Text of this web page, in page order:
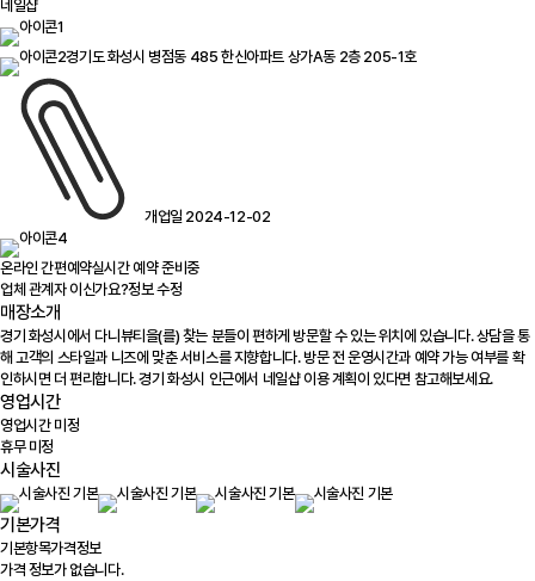
네일샵
경기도 화성시 병점동 485 한신아파트 상가A동 2층 205-1호
개업일 2024-12-02
온라인 간편예약실시간 예약 준비중
업체 관계자 이신가요?정보 수정
매장소개
경기 화성시에서 다니뷰티을(를) 찾는 분들이 편하게 방문할 수 있는 위치에 있습니다. 상담을 통
해 고객의 스타일과 니즈에 맞춘 서비스를 지향합니다. 방문 전 운영시간과 예약 가능 여부를 확
인하시면 더 편리합니다. 경기 화성시 인근에서 네일샵 이용 계획이 있다면 참고해보세요.
영업시간
영업시간 미정
휴무 미정
시술사진
기본가격
기본항목가격정보
가격 정보가 없습니다.